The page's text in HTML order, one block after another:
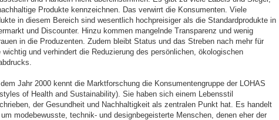
Produkte kennzeichnen. Das verwirrt die Konsumenten. Viele
in diesem Bereich sind wesentlich hochpreisiger als die Standardprodukte in
und Discounter. Hinzu kommen mangelnde Transparenz und wenig
in die Produzenten. Zudem bleibt Status und das Streben nach mehr für
wichtig und verhindert die Reduzierung des persönlichen, ökologischen
Jahr 2000 kennt die Marktforschung die Konsumentengruppe der LOHAS
of Health and Sustainability). Sie haben sich einem Lebensstil
der Gesundheit und Nachhaltigkeit als zentralen Punkt hat. Es handelt
modebewusste, technik- und designbegeisterte Menschen, denen eher der